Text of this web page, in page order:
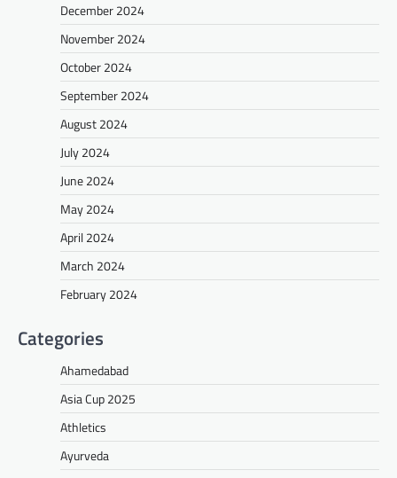
December 2024
November 2024
October 2024
September 2024
August 2024
July 2024
June 2024
May 2024
April 2024
March 2024
February 2024
Categories
Ahamedabad
Asia Cup 2025
Athletics
Ayurveda